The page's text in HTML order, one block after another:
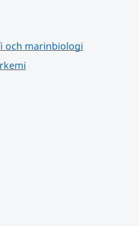
och marinbiologi